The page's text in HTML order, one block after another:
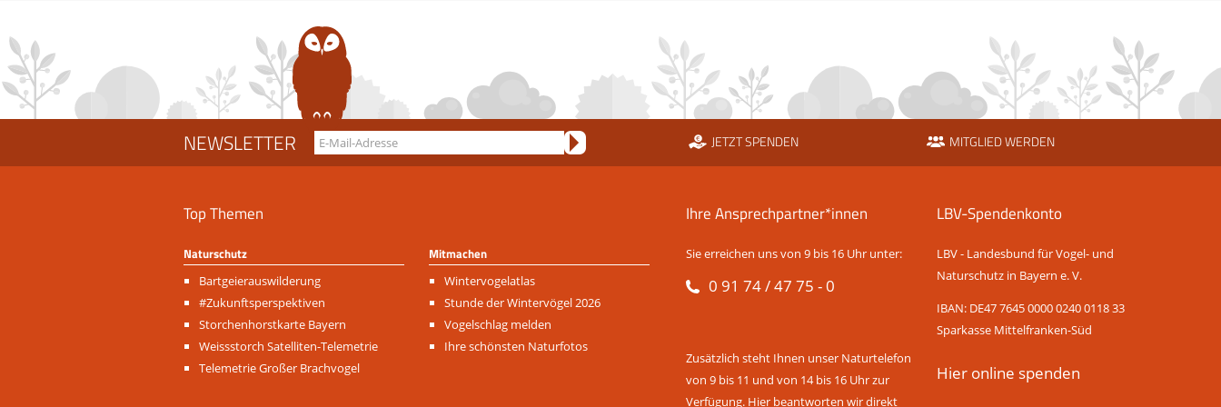
NEWSLETTER JETZT SPENDEN MITGLIED WERDEN
Top Themen
Naturschutz
Navigation
überspringen
Bartgeierauswilderung
#Zukunftsperspektiven
Storchenhorstkarte Bayern
Weissstorch Satelliten-Telemetrie
Telemetrie Großer Brachvogel
Mitmachen
Navigation
überspringen
Wintervogelatlas
Stunde der Wintervögel 2026
Vogelschlag melden
Ihre schönsten Naturfotos
Ihre Ansprechpartner*innen
Sie erreichen uns von 9 bis 16 Uhr unter:
0 91 74 / 47 75 - 0
Zusätzlich steht Ihnen unser Naturtelefon
von 9 bis 11 und von 14 bis 16 Uhr zur
Verfügung. Hier beantworten wir direkt
LBV-Spendenkonto
LBV - Landesbund für Vogel- und
Naturschutz in Bayern e. V.
IBAN: DE47 7645 0000 0240 0118 33
Sparkasse Mittelfranken-Süd
Hier online spenden